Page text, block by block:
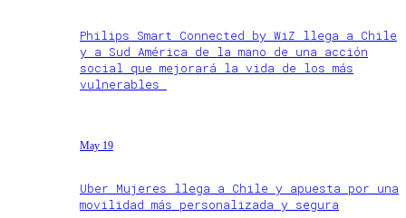
Philips Smart Connected by WiZ llega a Chile
y a Sud América de la mano de una acción
social que mejorará la vida de los más
vulnerables
May 19
Uber Mujeres llega a Chile y apuesta por una
movilidad más personalizada y segura